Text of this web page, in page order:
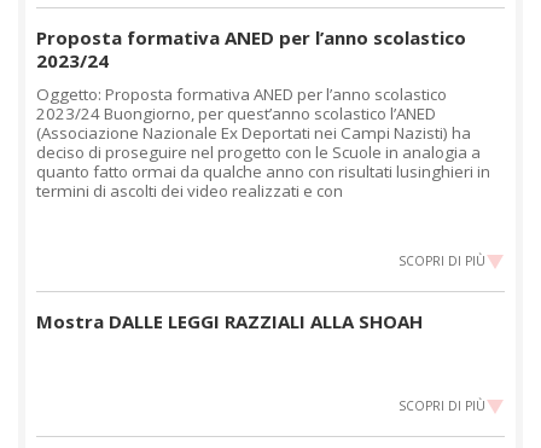
Proposta formativa ANED per l’anno scolastico
2023/24
Oggetto: Proposta formativa ANED per l’anno scolastico
2023/24 Buongiorno, per quest’anno scolastico l’ANED
(Associazione Nazionale Ex Deportati nei Campi Nazisti) ha
deciso di proseguire nel progetto con le Scuole in analogia a
quanto fatto ormai da qualche anno con risultati lusinghieri in
termini di ascolti dei video realizzati e con
SCOPRI DI PIÙ
Mostra DALLE LEGGI RAZZIALI ALLA SHOAH
SCOPRI DI PIÙ